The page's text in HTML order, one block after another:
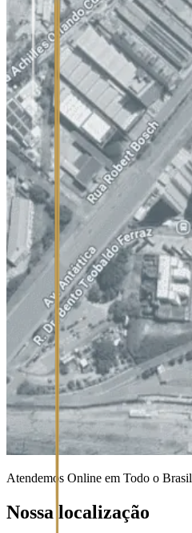
Atendemos Online em Todo o Brasil
Nossa localização